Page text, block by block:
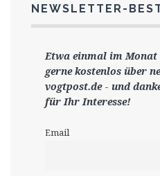
NEWSLETTER-
Etwa einmal im
gernekostenlos über
vogtpost.de- und
für Ihr Interesse!
Email